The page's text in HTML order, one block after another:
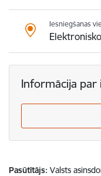
Iesniegšanas
Informācija
Pasūtītājs Valsts